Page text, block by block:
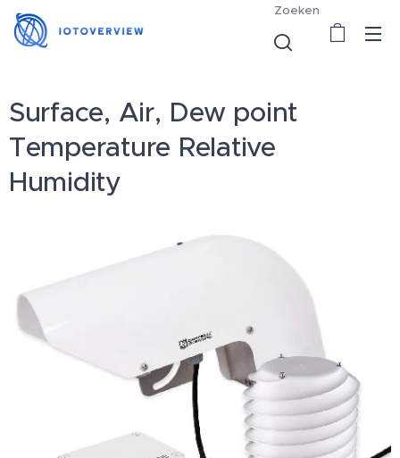
Zoeken
Surface, Air, Dew point
Temperature Relative
Humidity